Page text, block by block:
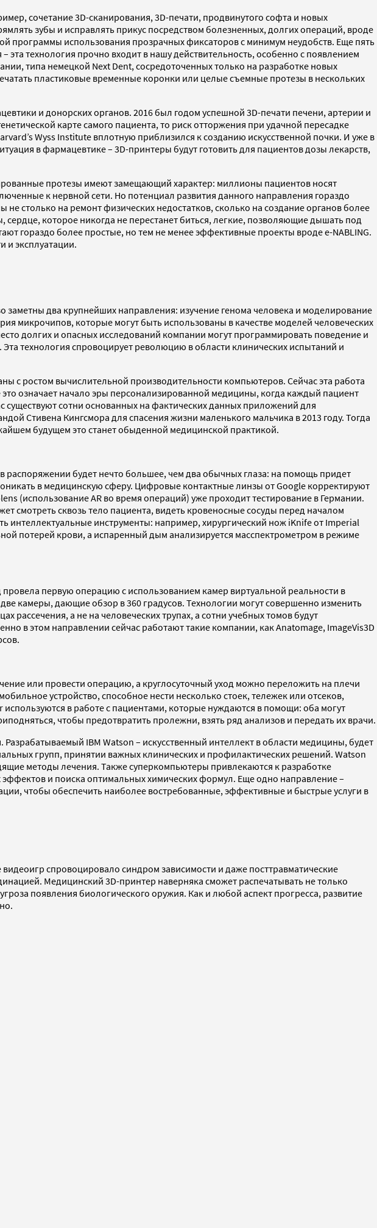
сочетание 3D-сканирования, 3D-печати, продвинутого софта и новых
зубы и исправлять прикус посредством болезненных, долгих операций, вроде
программы использования прозрачных фиксаторов с минимум неудобств. Еще пять
технология прочно входит в нашу действительность, особенно с появлением
типа немецкой Next Dent, сосредоточенных только на разработке новых
пластиковые временные коронки или целые съемные протезы в нескольких
и донорских органов. 2016 был годом успешной 3D-печати печени, артерии и
карте самого пациента, то риск отторжения при удачной пересадке
Wyss Institute вплотную приблизился к созданию искусственной почки. И уже в
в фармацевтике – 3D-принтеры будут готовить для пациентов дозы лекарств,
протезы имеют замещающий характер: миллионы пациентов носят
к нервной сети. Но потенциал развития данного направления гораздо
столько на ремонт физических недостатков, сколько на создание органов более
которое никогда не перестанет биться, легкие, позволяющие дышать под
гораздо более простые, но тем не менее эффективные проекты вроде е-NABLING.
и эксплуатации.
два крупнейших направления: изучение генома человека и моделирование
микрочипов, которые могут быть использованы в качестве моделей человеческих
долгих и опасных исследований компании могут программировать поведение и
технология спровоцирует революцию в области клинических испытаний и
с ростом вычислительной производительности компьютеров. Сейчас эта работа
означает начало эры персонализированной медицины, когда каждый пациент
сотни основанных на фактических данных приложений для
Стивена Кингсмора для спасения жизни маленького мальчика в 2013 году. Тогда
будущем это станет обыденной медицинской практикой.
распоряжении будет нечто большее, чем два обычных глаза: на помощь придет
в медицинскую сферу. Цифровые контактные линзы от Google корректируют
(использование AR во время операций) уже проходит тестирование в Германии.
смотреть сквозь тело пациента, видеть кровеносные сосуды перед началом
интеллектуальные инструменты: например, хирургический нож iKnife от Imperial
потерей крови, а испаренный дым анализируется масспектрометром в режиме
первую операцию с использованием камер виртуальной реальности в
камеры, дающие обзор в 360 градусов. Технологии могут совершенно изменить
а не на человеческих трупах, а сотни учебных томов будут
в этом направлении сейчас работают такие компании, как Anatomage, ImageVis3D
или провести операцию, а круглосуточный уход можно переложить на плечи
устройство, способное нести несколько стоек, тележек или отсеков,
в работе с пациентами, которые нуждаются в помощи: оба могут
чтобы предотвратить пролежни, взять ряд анализов и передать их врачи.
IBM Watson – искусственный интеллект в области медицины, будет
групп, принятии важных клинических и профилактических решений. Watson
методы лечения. Также суперкомпьютеры привлекаются к разработке
и поиска оптимальных химических формул. Еще одно направление –
чтобы обеспечить наиболее востребованные, эффективные и быстрые услуги в
спровоцировало синдром зависимости и даже посттравматические
Медицинский 3D-принтер наверняка сможет распечатывать не только
появления биологического оружия. Как и любой аспект прогресса, развитие